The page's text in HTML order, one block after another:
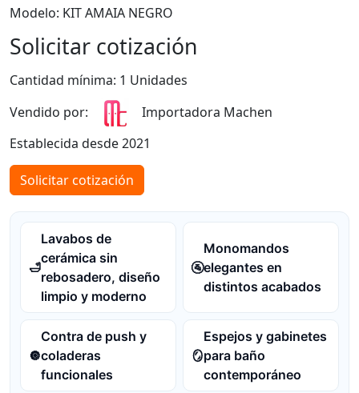
Modelo: KIT AMAIA NEGRO
Solicitar cotización
Cantidad mínima: 1 Unidades
Vendido por:
Importadora Machen
Establecida desde 2021
Solicitar cotización
🛁
Lavabos de
cerámica sin
rebosadero, diseño
limpio y moderno
🚰
Monomandos
elegantes en
distintos acabados
🔘
Contra de push y
coladeras
funcionales
🪞
Espejos y gabinetes
para baño
contemporáneo